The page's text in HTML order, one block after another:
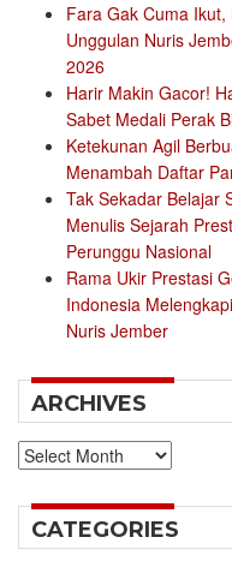
Fara Gak Cuma
Unggulan Nuris
2026
Harir Makin Gacor!
Sabet Medali Perak
Ketekunan Agil
Menambah Daftar
Tak Sekadar Belajar
Menulis Sejarah
Perunggu Nasional
Rama Ukir Prestasi
Indonesia
Nuris Jember
ARCHIVES
Archives
CATEGORIES